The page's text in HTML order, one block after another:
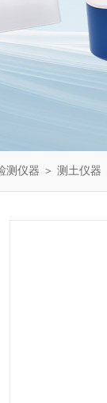
测仪器 ＞ 测土仪器